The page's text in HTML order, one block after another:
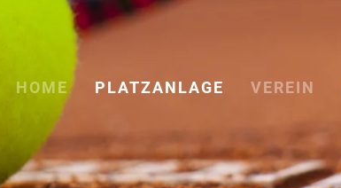
HOME PLATZANLAGE VEREIN